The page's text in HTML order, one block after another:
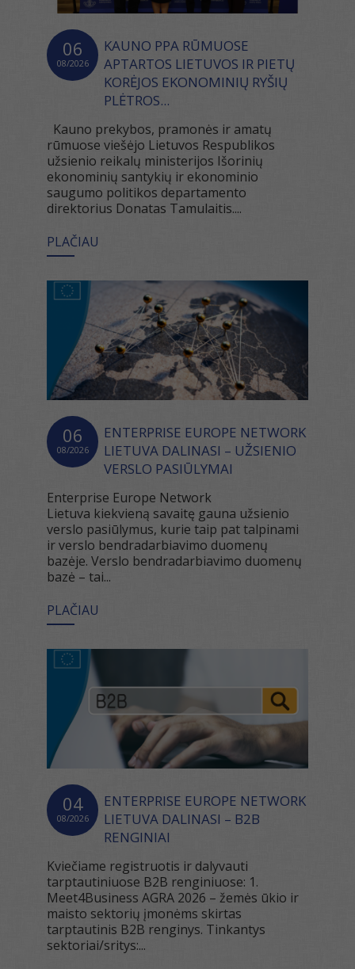
06
08/2026
KAUNO PPA RŪMUOSE
APTARTOS LIETUVOS IR PIETŲ
KORĖJOS EKONOMINIŲ RYŠIŲ
PLĖTROS...
Kauno prekybos, pramonės ir amatų
rūmuose viešėjo Lietuvos Respublikos
užsienio reikalų ministerijos Išorinių
ekonominių santykių ir ekonominio
saugumo politikos departamento
direktorius Donatas Tamulaitis....
PLAČIAU
06
08/2026
ENTERPRISE EUROPE NETWORK
LIETUVA DALINASI – UŽSIENIO
VERSLO PASIŪLYMAI
Enterprise Europe Network
Lietuva kiekvieną savaitę gauna užsienio
verslo pasiūlymus, kurie taip pat talpinami
ir verslo bendradarbiavimo duomenų
bazėje. Verslo bendradarbiavimo duomenų
bazė – tai...
PLAČIAU
04
08/2026
ENTERPRISE EUROPE NETWORK
LIETUVA DALINASI – B2B
RENGINIAI
Kviečiame registruotis ir dalyvauti
tarptautiniuose B2B renginiuose: 1.
Meet4Business AGRA 2026 – žemės ūkio ir
maisto sektorių įmonėms skirtas
tarptautinis B2B renginys. Tinkantys
sektoriai/sritys:...